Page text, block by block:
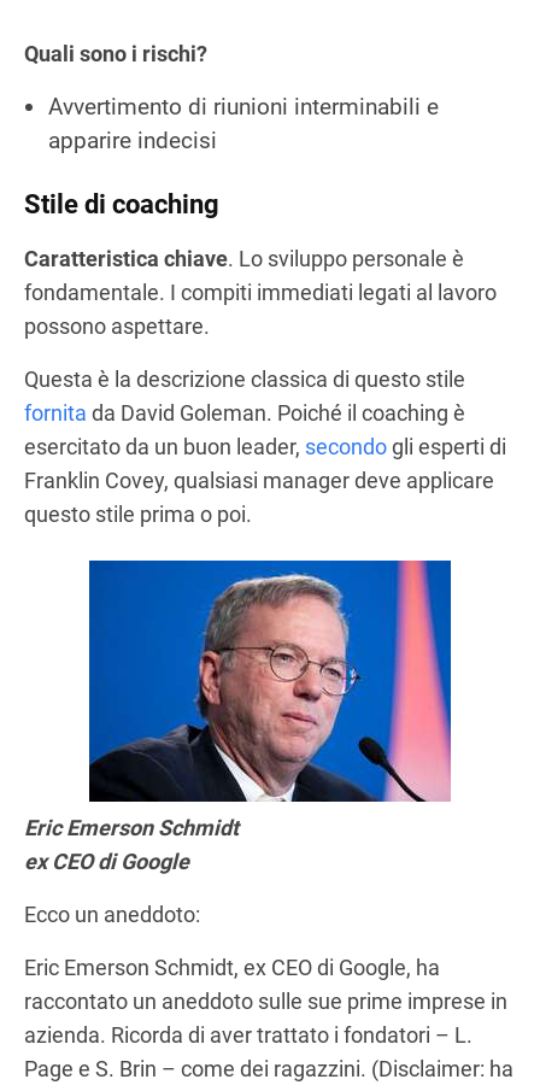
Quali sono i rischi?
Avvertimento di riunioni interminabili e
apparire indecisi
Stile di coaching
Caratteristica chiave. Lo sviluppo personale è
fondamentale. I compiti immediati legati al lavoro
possono aspettare.
Questa è la descrizione classica di questo stile
fornita da David Goleman. Poiché il coaching è
esercitato da un buon leader, secondogli esperti di
Franklin Covey, qualsiasi manager deve applicare
questo stile prima o poi.
Eric Emerson Schmidt
ex CEO di Google
Ecco un aneddoto:
Eric Emerson Schmidt, ex CEO di Google, ha
raccontato un aneddoto sulle sue prime imprese in
azienda. Ricorda di aver trattato i fondatori – L.
Page e S. Brin – come dei ragazzini. (Disclaimer: ha